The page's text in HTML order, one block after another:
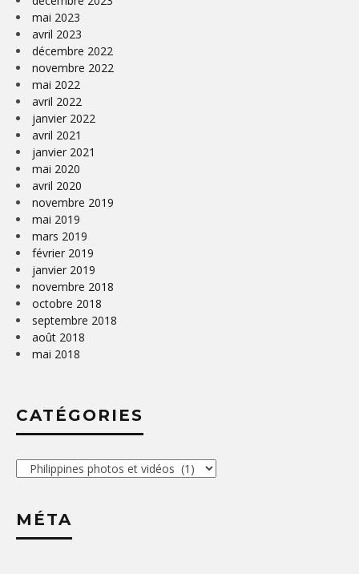
mai 2023
avril 2023
décembre 2022
novembre 2022
mai 2022
avril 2022
janvier 2022
avril 2021
janvier 2021
mai 2020
avril 2020
novembre 2019
mai 2019
mars 2019
février 2019
janvier 2019
novembre 2018
octobre 2018
septembre 2018
août 2018
mai 2018
CATÉGORIES
Catégories
MÉTA